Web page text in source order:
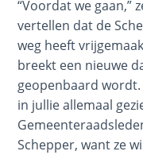
The
Revelation
- Book 2
The
Revelation
- Book 3
“Voordat we gaan,”
vertellen dat de
weg heeft
breekt een nieuwe
geopenbaard
in jullie allemaal
Schepper, want ze